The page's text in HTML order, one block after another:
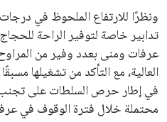
ونظرًا للارتفاع الملحوظ في درجات
تدابير خاصة لتوفير الراحة
عرفات ومنى بعدد وفير من
العالية، مع التأكد من تشغيلها
في إطار حرص السلطات على
محتملة خلال فترة الوقوف في